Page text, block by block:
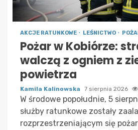
AKCJE RATUNKOWE LEŚNICTWO
Pożar w Kobiórze:
walczą z ogniem z
powietrza
Kamila Kalinowska 7 sierpnia 2026
W środowe popołudnie, 5
służby ratunkowe zostały
rozprzestrzeniającym się